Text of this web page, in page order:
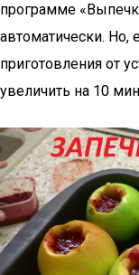
программе
автоматически. Но,
приготовления от
увеличить на 10